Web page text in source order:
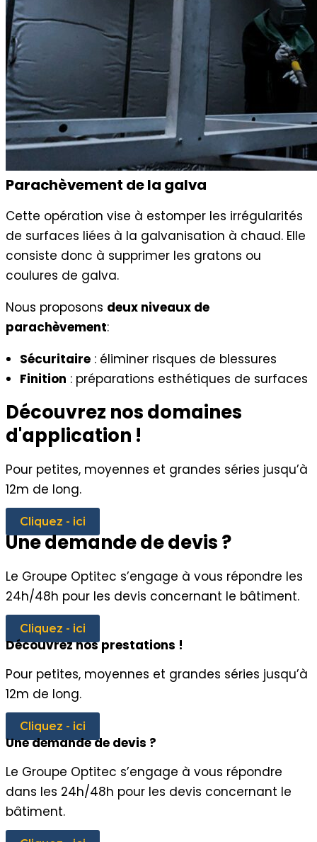
Parachèvement de la galva
Cette opération vise à estomper les irrégularités
de surfaces liées à la galvanisation à chaud. Elle
consiste donc à supprimer les gratons ou
coulures de galva.
Nous proposons deux niveaux de
parachèvement:
Sécuritaire : éliminer risques de blessures
Finition : préparations esthétiques de surfaces
Découvrez nos domaines
d'application !
Pour petites, moyennes et grandes séries jusqu’à
12m de long.
Cliquez - ici
Une demande de devis ?
Le Groupe Optitec s’engage à vous répondre les
24h/48h pour les devis concernant le bâtiment.
Cliquez - ici
Découvrez nos prestations !
Pour petites, moyennes et grandes séries jusqu’à
12m de long.
Cliquez - ici
Une demande de devis ?
Le Groupe Optitec s’engage à vous répondre
dans les 24h/48h pour les devis concernant le
bâtiment.